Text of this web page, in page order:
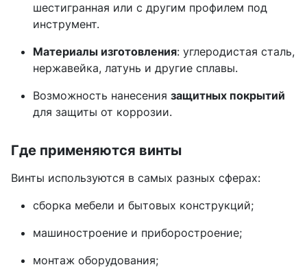
шестигранная или с другим профилем под
инструмент.
Материалы изготовления: углеродистая сталь,
нержавейка, латунь и другие сплавы.
Возможность нанесения защитных покрытий
для защиты от коррозии.
Где применяются винты
Винты используются в самых разных сферах:
сборка мебели и бытовых конструкций;
машиностроение и приборостроение;
монтаж оборудования;